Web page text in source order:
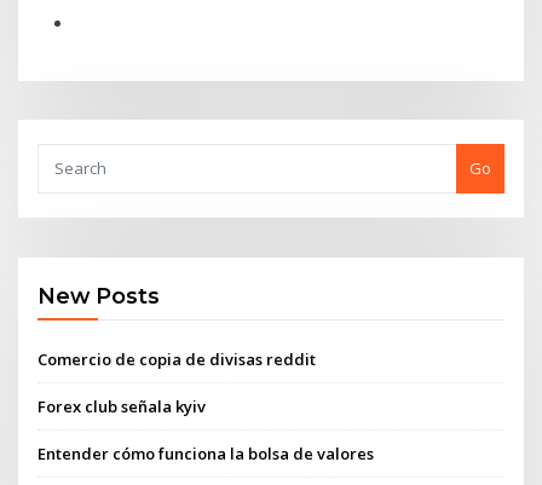
Go
New Posts
Comercio de copia de divisas reddit
Forex club señala kyiv
Entender cómo funciona la bolsa de valores